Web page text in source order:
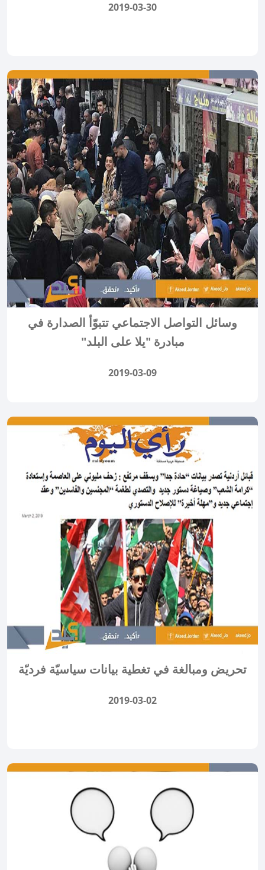
2019-03-30
وسائل التواصل الاجتماعي تتبوّأ الصدارة في
مبادرة "يلا على البلد"
2019-03-09
تحريض ومبالغة في تغطية بيانات سياسيّة فرديّة
2019-03-02